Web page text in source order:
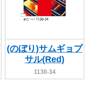
(のぼり)サムギョプ
サル(Red)
1130-34